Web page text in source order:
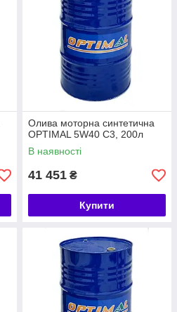
Олива моторна синтетична
OPTIMAL 5W40 C3, 200л
В наявності
41 451 ₴
Купити